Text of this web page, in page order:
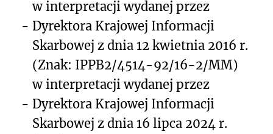
-
w interpretacji wydanej przez
Dyrektora Krajowej Informacji
Skarbowej z dnia 12 kwietnia 2016 r.
(Znak: IPPB2/4514-92/16-2/MM)
-
w interpretacji wydanej przez
Dyrektora Krajowej Informacji
Skarbowej z dnia 16 lipca 2024 r.